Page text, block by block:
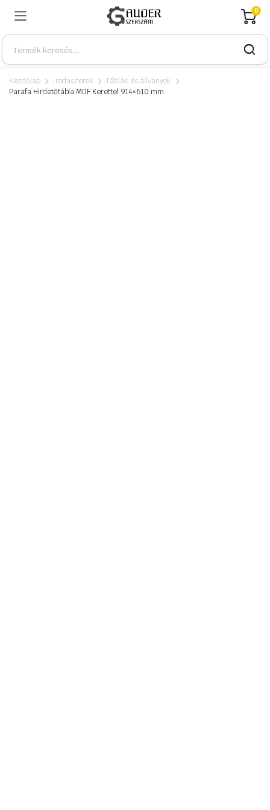
0
Kezdőlap Irodaszerek
Táblák és állványok
Parafa Hirdetőtábla MDF Kerettel 914×610 mm